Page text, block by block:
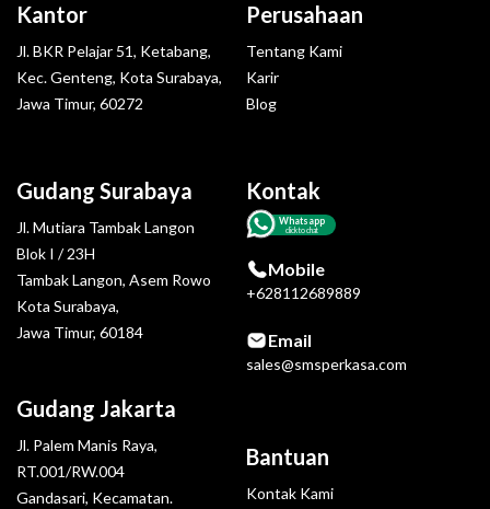
Gudang Surabaya
Jl. Mutiara Tambak Langon
Blok I / 23H
Tambak Langon, Asem Rowo
Kota Surabaya,
Jawa Timur, 60184
Gudang Jakarta
Jl. Palem Manis Raya,
RT.001/RW.004
Gandasari, Kecamatan.
Kantor
Jl. BKR Pelajar 51, Ketabang,
Kec. Genteng, Kota Surabaya,
Jawa Timur, 60272
Kontak
Whatsapp
click to chat
Mobile
+628112689889
Email
sales@smsperkasa.com
Perusahaan
Tentang Kami
Karir
Blog
Bantuan
Kontak Kami